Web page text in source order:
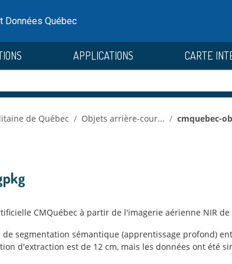
Données Québec
APPLICATIONS CARTE
de Québec Objets arrière-cour... cmquebec-
CMQuébec à partir de l'imagerie aérienne NIR de
segmentation sémantique (apprentissage profond)
d'extraction est de 12 cm, mais les données ont